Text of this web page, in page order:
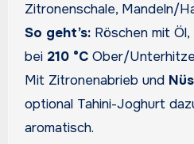
Zitronenschale, Mandeln/
So geht’s:Röschen mit Öl,
bei 210 °COber/Unterhitze
Mit Zitronenabrieb und
optional Tahini-Joghurt
aromatisch.